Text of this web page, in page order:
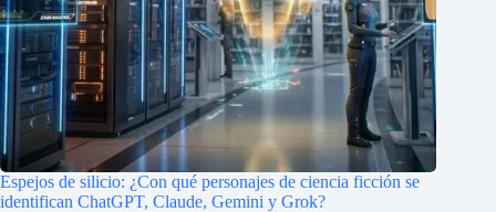
Espejos de silicio: ¿Con qué personajes de ciencia ficción se
identifican ChatGPT, Claude, Gemini y Grok?